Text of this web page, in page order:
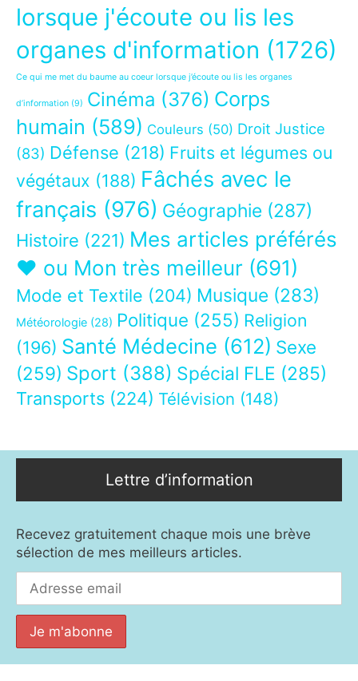
lorsque j'écoute ou lis les
organes d'information (1726)
Ce qui me met du baume au coeur lorsque j’écoute ou lis les organes
d’information (9) Cinéma (376) Corps
humain (589) Couleurs (50) Droit Justice
(83) Défense (218) Fruits et légumes ou
végétaux (188) Fâchés avec le
français (976) Géographie (287)
Histoire (221) Mes articles préférés
❤ ou Mon très meilleur (691)
Mode et Textile (204) Musique (283)
Météorologie (28) Politique (255) Religion
(196) Santé Médecine (612) Sexe
(259) Sport (388) Spécial FLE (285)
Transports (224) Télévision (148)
Lettre d’information
Recevez gratuitement chaque mois une brève
sélection de mes meilleurs articles.